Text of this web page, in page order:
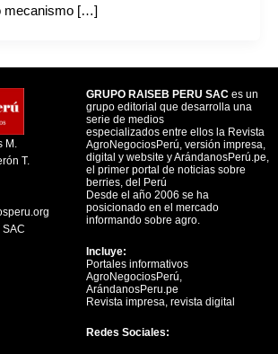
mecanismo […]
M.
T.
SAC
GRUPO RAISEB PERU SAC es un
grupo editorial que desarrolla una
serie de medios
especializados entre ellos la Revista
AgroNegociosPerú, versión impresa,
digital y website y ArándanosPerú.pe,
el primer portal de noticias sobre
berries, del Perú
Desde el año 2006 se ha
posicionado en el mercado
informando sobre agro.
Incluye:
Portales informativos
AgroNegociosPerú,
ArándanosPeru.pe
Revista impresa, revista digital
Redes Sociales: